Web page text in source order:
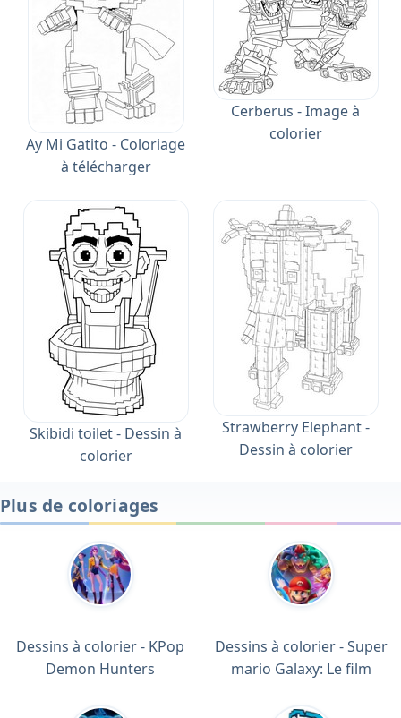
Ay Mi Gatito - Coloriage
à télécharger
Cerberus - Image à
colorier
Skibidi toilet - Dessin à
colorier
Strawberry Elephant -
Dessin à colorier
Plus de coloriages
Dessins à colorier - KPop
Demon Hunters
Dessins à colorier - Super
mario Galaxy: Le film